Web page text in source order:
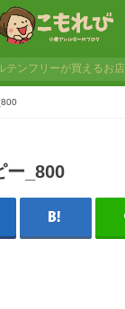
テンフリーが買えるお店
ー_800